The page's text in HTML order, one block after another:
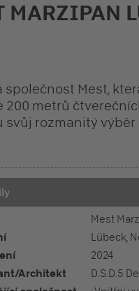
MARZIPAN
společnost Mest,
200 metrů
svůj rozmanitý
Mest
Lübeck,
2024
Architekt D.S.D.5